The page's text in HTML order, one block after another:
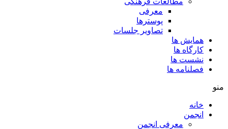
معرفی
پوسترها
تصاویر جلسات
همایش ها
کارگاه ها
نشست ها
فصلنامه ها
منو
خانه
انجمن
معرفی انجمن